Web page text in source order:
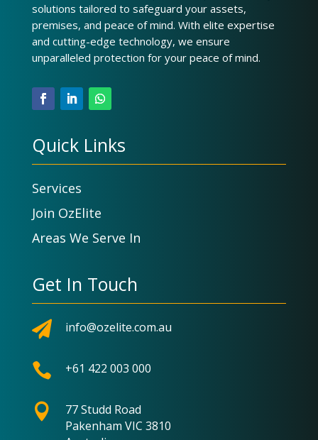
solutions tailored to safeguard your assets,
premises, and peace of mind. With elite expertise
and cutting-edge technology, we ensure
unparalleled protection for your peace of mind.
Quick Links
Services
Join OzElite
Areas We Serve In
Get In Touch
 info@ozelite.com.au
 +61 422 003 000

77 Studd Road
Pakenham VIC 3810